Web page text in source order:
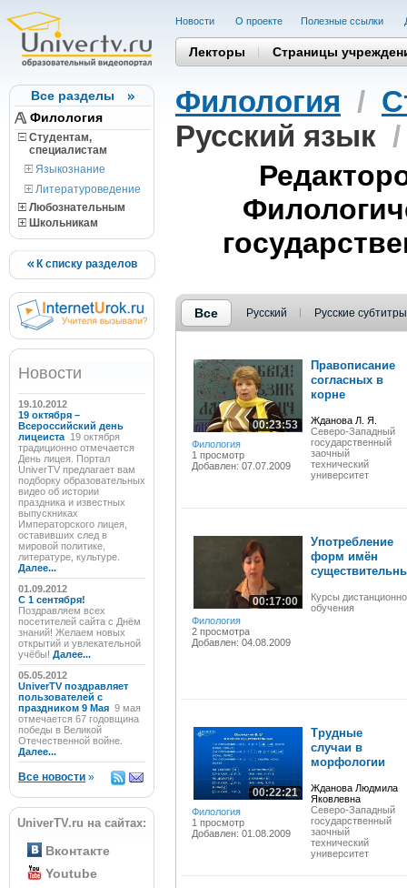
Все разделы
Филология
Студентам,
cпециалистам
Языкознание
Литературоведение
Любознательным
Школьникам
К списку разделов
Новости
19.10.2012
19 октября –
Всероссийский день
лицеиста 19 октября
традиционно отмечается
День лицея. Портал
UniverTV предлагает вам
подборку образовательных
видео об истории
праздника и известных
выпускниках
Императорского лицея,
оставивших след в
мировой политике,
литературе, культуре.
Далее...
01.09.2012
C 1 сентября!
Поздравляем всех
посетителей сайта с Днём
знаний! Желаем новых
открытий и увлекательной
учёбы! Далее...
05.05.2012
UniverTV поздравляет
пользователей с
праздником 9 Мая 9 мая
отмечается 67 годовщина
победы в Великой
Отечественной войне.
Далее...
Все новости »
UniverTV.ru на сайтах:
Вконтакте
Youtube
Новости О проекте Полезные cсылки
Лекторы Страницы
Филология /
Русский язык
Все Русский Русские субтитры
00:23:53
Филология
1 просмотр
Добавлен: 07.07.2009
Правописание
согласных в
корне
Жданова Л. Я.
Северо-Западный
государственный
заочный
технический
университет
00:17:00
Филология
2 просмотра
Добавлен: 04.08.2009
Употребление
форм имён
Курсы
обучения
00:22:21
Филология
1 просмотр
Добавлен: 01.08.2009
Трудные
случаи в
морфологии
Жданова Людмила
Яковлевна
Северо-Западный
государственный
заочный
технический
университет